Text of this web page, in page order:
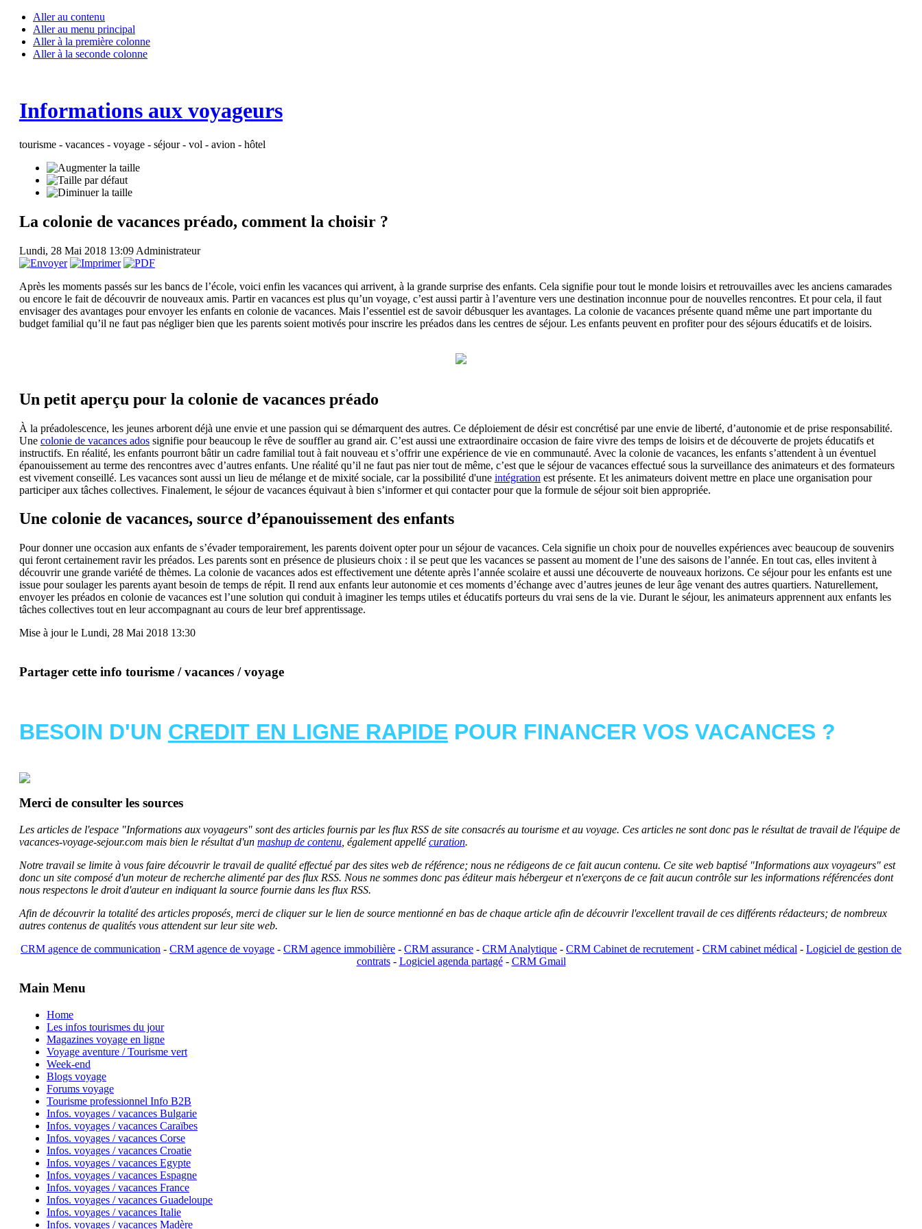
Aller au contenu
Aller au menu principal
Aller à la première colonne
Aller à la seconde colonne
Informations aux voyageurs
tourisme - vacances - voyage - séjour - vol - avion - hôtel
La colonie de vacances préado, comment la choisir ?
Lundi, 28 Mai 2018 13:09 Administrateur
Après les moments passés sur les bancs de l’école, voici enfin les vacances qui arrivent, à la grande surprise des enfants. Cela signifie pour tout le monde loisirs et retrouvailles avec les anciens camarades
ou encore le fait de découvrir de nouveaux amis. Partir en vacances est plus qu’un voyage, c’est aussi partir à l’aventure vers une destination inconnue pour de nouvelles rencontres. Et pour cela, il faut
envisager des avantages pour envoyer les enfants en colonie de vacances. Mais l’essentiel est de savoir débusquer les avantages. La colonie de vacances présente quand même une part importante du
budget familial qu’il ne faut pas négliger bien que les parents soient motivés pour inscrire les préados dans les centres de séjour. Les enfants peuvent en profiter pour des séjours éducatifs et de loisirs.
Un petit aperçu pour la colonie de vacances préado
À la préadolescence, les jeunes arborent déjà une envie et une passion qui se démarquent des autres. Ce déploiement de désir est concrétisé par une envie de liberté, d’autonomie et de prise responsabilité.
Une colonie de vacances adossignifie pour beaucoup le rêve de souffler au grand air. C’est aussi une extraordinaire occasion de faire vivre des temps de loisirs et de découverte de projets éducatifs et
instructifs. En réalité, les enfants pourront bâtir un cadre familial tout à fait nouveau et s’offrir une expérience de vie en communauté. Avec la colonie de vacances, les enfants s’attendent à un éventuel
épanouissement au terme des rencontres avec d’autres enfants. Une réalité qu’il ne faut pas nier tout de même, c’est que le séjour de vacances effectué sous la surveillance des animateurs et des formateurs
est vivement conseillé. Les vacances sont aussi un lieu de mélange et de mixité sociale, car la possibilité d'une intégration est présente. Et les animateurs doivent mettre en place une organisation pour
participer aux tâches collectives. Finalement, le séjour de vacances équivaut à bien s’informer et qui contacter pour que la formule de séjour soit bien appropriée.
Une colonie de vacances, source d’épanouissement des enfants
Pour donner une occasion aux enfants de s’évader temporairement, les parents doivent opter pour un séjour de vacances. Cela signifie un choix pour de nouvelles expériences avec beaucoup de souvenirs
qui feront certainement ravir les préados. Les parents sont en présence de plusieurs choix : il se peut que les vacances se passent au moment de l’une des saisons de l’année. En tout cas, elles invitent à
découvrir une grande variété de thèmes. La colonie de vacances ados est effectivement une détente après l’année scolaire et aussi une découverte de nouveaux horizons. Ce séjour pour les enfants est une
issue pour soulager les parents ayant besoin de temps de répit. Il rend aux enfants leur autonomie et ces moments d’échange avec d’autres jeunes de leur âge venant des autres quartiers. Naturellement,
envoyer les préados en colonie de vacances est l’une solution qui conduit à imaginer les temps utiles et éducatifs porteurs du vrai sens de la vie. Durant le séjour, les animateurs apprennent aux enfants les
tâches collectives tout en leur accompagnant au cours de leur bref apprentissage.
Mise à jour le Lundi, 28 Mai 2018 13:30
Partager cette info tourisme / vacances / voyage
BESOIN D'UN CREDIT EN LIGNE RAPIDE POUR FINANCER VOS VACANCES ?
Merci de consulter les sources
Les articles de l'espace "Informations aux voyageurs" sont des articles fournis par les flux RSS de site consacrés au tourisme et au voyage. Ces articles ne sont donc pas le résultat de travail de l'équipe de
vacances-voyage-sejour.com mais bien le résultat d'un mashup de contenu, également appellécuration.
Notre travail se limite à vous faire découvrir le travail de qualité effectué par des sites web de référence; nous ne rédigeons de ce fait aucun contenu. Ce site web baptisé "Informations aux voyageurs" est
donc un site composé d'un moteur de recherche alimenté par des flux RSS. Nous ne sommes donc pas éditeur mais hébergeur et n'exerçons de ce fait aucun contrôle sur les informations référencées dont
nous respectons le droit d'auteur en indiquant la source fournie dans les flux RSS.
Afin de découvrir la totalité des articles proposés, merci de cliquer sur le lien de source mentionné en bas de chaque article afin de découvrir l'excellent travail de ces différents rédacteurs; de nombreux
autres contenus de qualités vous attendent sur leur site web.
CRM agence de communication - CRM agence de voyage - CRM agence immobilière - CRM assurance - CRM Analytique - CRM Cabinet de recrutement - CRM cabinet médical - Logiciel de gestion de
contrats- Logiciel agenda partagé- CRM Gmail
Main Menu
Home
Les infos tourismes du jour
Magazines voyage en ligne
Voyage aventure / Tourisme vert
Week-end
Blogs voyage
Forums voyage
Tourisme professionnel Info B2B
Infos. voyages / vacances Bulgarie
Infos. voyages / vacances Caraïbes
Infos. voyages / vacances Corse
Infos. voyages / vacances Croatie
Infos. voyages / vacances Egypte
Infos. voyages / vacances Espagne
Infos. voyages / vacances France
Infos. voyages / vacances Guadeloupe
Infos. voyages / vacances Italie
Infos. voyages / vacances Madère